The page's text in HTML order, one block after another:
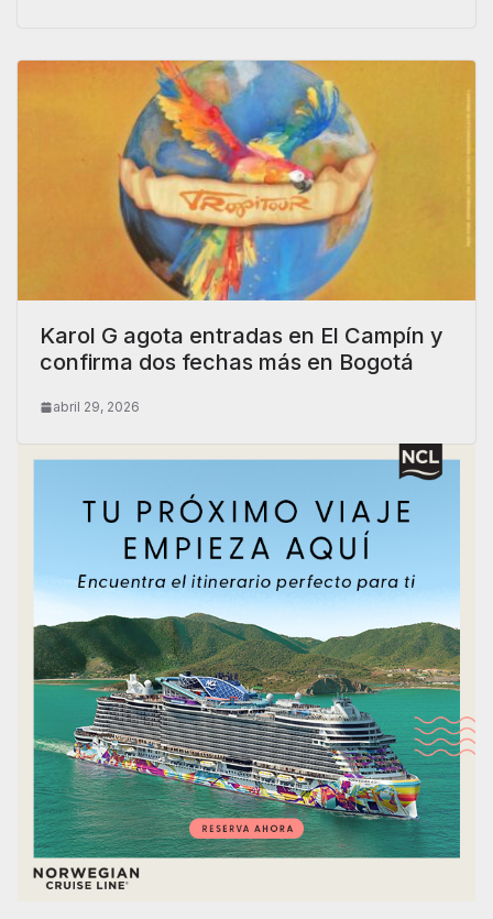
Karol G agota entradas en El Campín y
confirma dos fechas más en Bogotá
abril 29, 2026